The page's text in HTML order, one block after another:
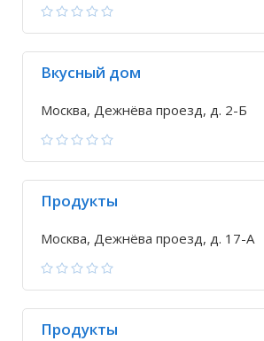
Вкусный дом
Москва, Дежнёва проезд, д. 2-Б
Продукты
Москва, Дежнёва проезд, д. 17-А
Продукты